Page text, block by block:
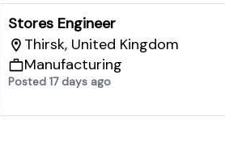
Stores Engineer
Thirsk, United Kingdom
Manufacturing
Posted 17 days ago